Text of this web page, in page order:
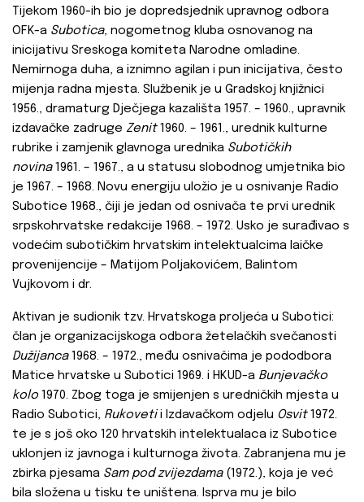
Tijekom 1960-ih bio je dopredsjednik upravnog odbora
OFK-a Subotica, nogometnog kluba osnovanog na
inicijativu Sreskoga komiteta Narodne omladine.
Nemirnoga duha, a iznimno agilan i pun inicijativa, često
mijenja radna mjesta. Službenik je u Gradskoj knjižnici
1956., dramaturg Dječjega kazališta 1957. – 1960., upravnik
izdavačke zadruge Zenit1960. – 1961., urednik kulturne
rubrike i zamjenik glavnoga urednika Subotičkih
novina1961. – 1967., a u statusu slobodnog umjetnika bio
je 1967. – 1968. Novu energiju uložio je u osnivanje Radio
Subotice 1968., čiji je jedan od osnivača te prvi urednik
srpskohrvatske redakcije 1968. – 1972. Usko je surađivao s
vodećim subotičkim hrvatskim intelektualcima laičke
provenijencije – Matijom Poljakovićem, Balintom
Vujkovom i dr.
Aktivan je sudionik tzv. Hrvatskoga proljeća u Subotici:
član je organizacijskoga odbora žetelačkih svečanosti
Dužijanca1968. – 1972., među osnivačima je pododbora
Matice hrvatske u Subotici 1969. i HKUD-a Bunjevačko
kolo 1970. Zbog toga je smijenjen s uredničkih mjesta u
Radio Subotici, Rukovetii Izdavačkom odjelu Osvit1972.
te je s još oko 120 hrvatskih intelektualaca iz Subotice
uklonjen iz javnoga i kulturnoga života. Zabranjena mu je
zbirka pjesama Sam pod zvijezdama (1972.), koja je već
bila složena u tisku te uništena. Isprva mu je bilo